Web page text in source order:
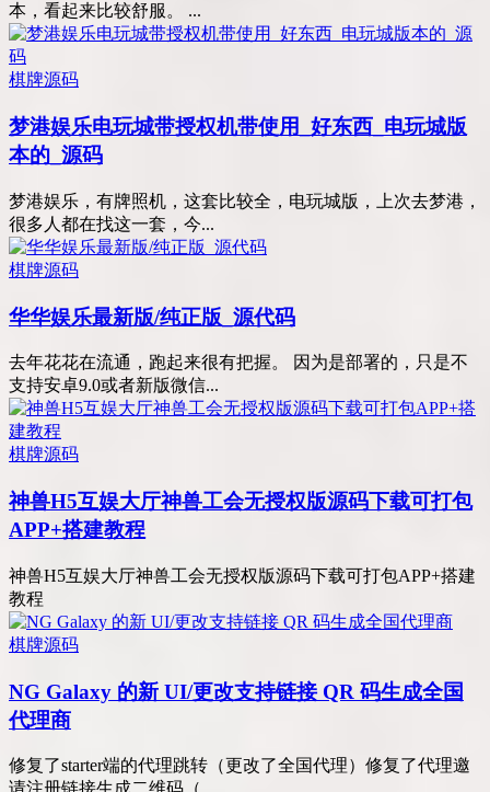
本，看起来比较舒服。 ...
棋牌源码
梦港娱乐电玩城带授权机带使用_好东西_电玩城版
本的_源码
梦港娱乐，有牌照机，这套比较全，电玩城版，上次去梦港，
很多人都在找这一套，今...
棋牌源码
华华娱乐最新版/纯正版_源代码
去年花花在流通，跑起来很有把握。 因为是部署的，只是不
支持安卓9.0或者新版微信...
棋牌源码
神兽H5互娱大厅神兽工会无授权版源码下载可打包
APP+搭建教程
神兽H5互娱大厅神兽工会无授权版源码下载可打包APP+搭建
教程
棋牌源码
NG Galaxy 的新 UI/更改支持链接 QR 码生成全国
代理商
修复了starter端的代理跳转（更改了全国代理）修复了代理邀